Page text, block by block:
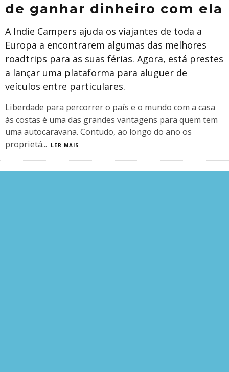
de ganhar dinheiro com ela
A Indie Campers ajuda os viajantes de toda a
Europa a encontrarem algumas das melhores
roadtrips para as suas férias. Agora, está prestes
a lançar uma plataforma para aluguer de
veículos entre particulares.
Liberdade para percorrer o país e o mundo com a casa
às costas é uma das grandes vantagens para quem tem
uma autocaravana. Contudo, ao longo do ano os
proprietá... LER MAIS